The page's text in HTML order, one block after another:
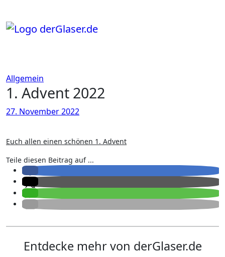
springen
Allgemein
1. Advent 2022
27. November 2022
Euch allen einen schönen 1. Advent
Teile diesen Beitrag auf ...
Entdecke mehr von derGlaser.de